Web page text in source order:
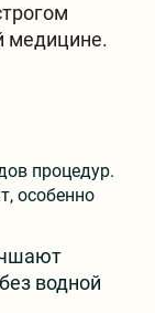
медицине.
процедур.
особенно
водной